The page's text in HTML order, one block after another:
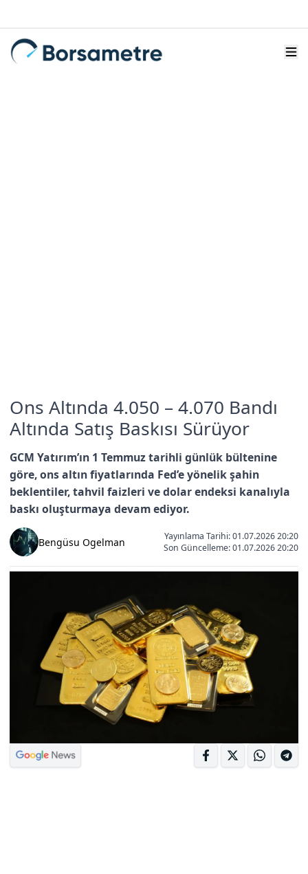
Ons Altında 4.050 – 4.070 Bandı
Altında Satış Baskısı Sürüyor
GCM Yatırım’ın 1 Temmuz tarihli günlük bültenine
göre, ons altın fiyatlarında Fed’e yönelik şahin
beklentiler, tahvil faizleri ve dolar endeksi kanalıyla
baskı oluşturmaya devam ediyor.
Bengüsu Ogelman
Yayınlama Tarihi: 01.07.2026 20:20
Son Güncelleme:01.07.2026 20:20